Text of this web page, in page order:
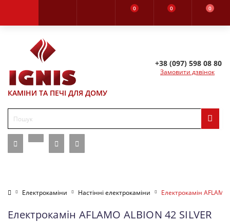
0 0 0
КАМІНИ ТА ПЕЧІ ДЛЯ ДОМУ
+38 (097) 598 08 80
Замовити дзвінок
Електрокаміни Настінні електрокаміни Електрокамін AFLAMO
Електрокамін AFLAMO ALBION 42 SILVER